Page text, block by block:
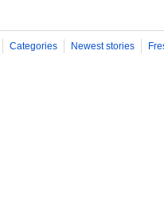
Categories Newest stories